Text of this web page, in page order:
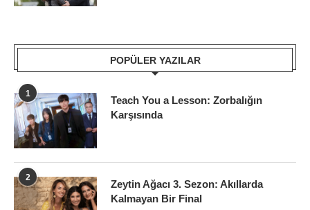
POPÜLER YAZILAR
1
Teach You a Lesson: Zorbalığın
Karşısında
2
Zeytin Ağacı 3. Sezon: Akıllarda
Kalmayan Bir Final